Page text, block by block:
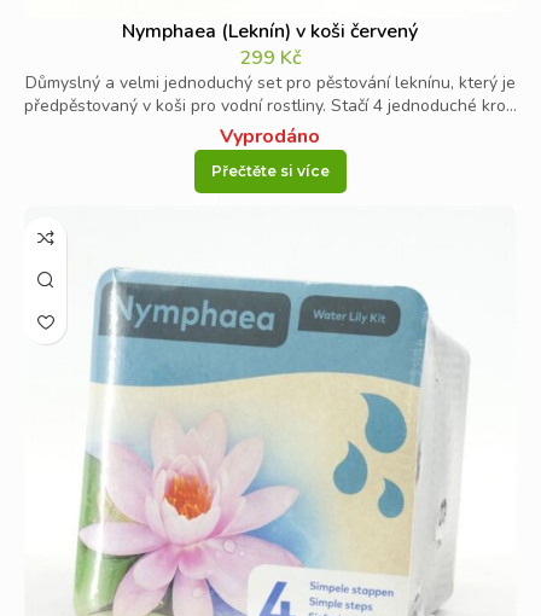
Nymphaea (Leknín) v koši červený
299 Kč
Důmyslný a velmi jednoduchý set pro pěstování leknínu, který je
předpěstovaný v koši pro vodní rostliny. Stačí 4 jednoduché kro...
Vyprodáno
Přečtěte si více